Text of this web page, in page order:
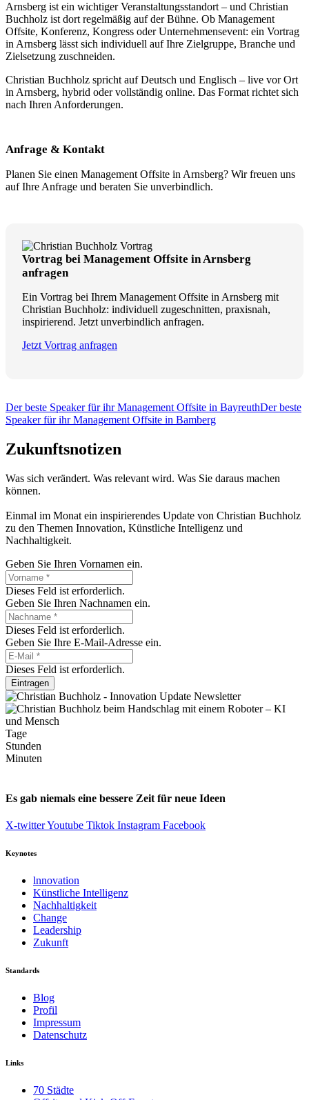
Arnsberg ist ein wichtiger Veranstaltungsstandort – und Christian
Buchholz ist dort regelmäßig auf der Bühne. Ob Management
Offsite, Konferenz, Kongress oder Unternehmensevent: ein Vortrag
in Arnsberg lässt sich individuell auf Ihre Zielgruppe, Branche und
Zielsetzung zuschneiden.
Christian Buchholz spricht auf Deutsch und Englisch – live vor Ort
in Arnsberg, hybrid oder vollständig online. Das Format richtet sich
nach Ihren Anforderungen.
Anfrage & Kontakt
Planen Sie einen Management Offsite in Arnsberg? Wir freuen uns
auf Ihre Anfrage und beraten Sie unverbindlich.
Vortrag bei Management Offsite in Arnsberg
anfragen
Ein Vortrag bei Ihrem Management Offsite in Arnsberg mit
Christian Buchholz: individuell zugeschnitten, praxisnah,
inspirierend. Jetzt unverbindlich anfragen.
Jetzt Vortrag anfragen
Der beste Speaker für ihr Management Offsite in BayreuthDer beste
Speaker für ihr Management Offsite in Bamberg
Zukunftsnotizen
Was sich verändert. Was relevant wird. Was Sie daraus machen
können.
Einmal im Monat ein inspirierendes Update von Christian Buchholz
zu den Themen Innovation, Künstliche Intelligenz und
Nachhaltigkeit.
Geben Sie Ihren Vornamen ein.
Dieses Feld ist erforderlich.
Geben Sie Ihren Nachnamen ein.
Dieses Feld ist erforderlich.
Geben Sie Ihre E-Mail-Adresse ein.
Dieses Feld ist erforderlich.
Eintragen
Tage
Stunden
Minuten
Es gab niemals eine bessere Zeit für neue Ideen
X-twitterYoutube Tiktok Instagram Facebook
Keynotes
lnnovation
Künstliche Intelligenz
Nachhaltigkeit
Change
Leadership
Zukunft
Standards
Blog
Profil
Impressum
Datenschutz
Links
70 Städte